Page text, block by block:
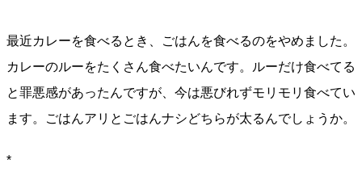
最近カレーを食べるとき、ごはんを食べるのをやめました。
カレーのルーをたくさん食べたいんです。ルーだけ食べてる
と罪悪感があったんですが、今は悪びれずモリモリ食べてい
ます。ごはんアリとごはんナシどちらが太るんでしょうか。
*